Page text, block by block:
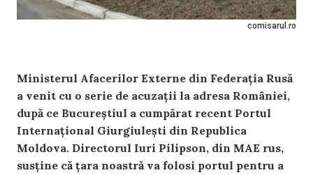
comisarul.ro
Ministerul Afacerilor Externe din Federația Rusă
a venit cu o serie de acuzații la adresa României,
după ce Bucureștiul a cumpărat recent Portul
Internațional Giurgiulești din Republica
Moldova. Directorul Iuri Pilipson, din MAE rus,
susține că țara noastră va folosi portul pentru a